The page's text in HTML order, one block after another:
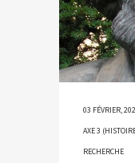
03 FÉVRIER,
AXE 3
RECHERCHE